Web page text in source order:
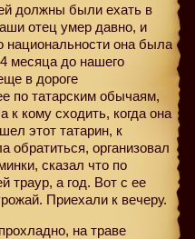
должны были ехать в
отец умер давно, и
она была
месяца до нашего
в дороге
по татарским обычаям,
к кому сходить, когда она
этот татарин, к
организовал
сказал что по
траур, а год. Вот с ее
Приехали к вечеру.
на траве